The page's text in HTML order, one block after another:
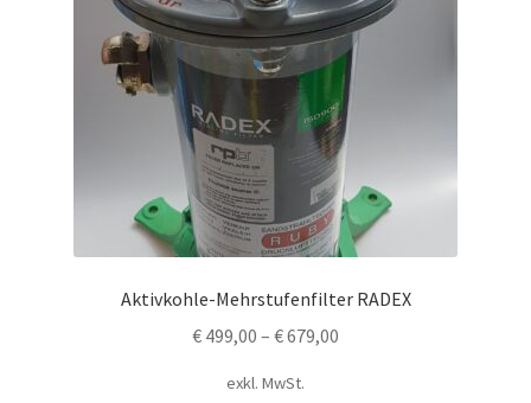
Aktivkohle-Mehrstufenfilter RADEX
€ 499,00 – €679,00
exkl. MwSt.